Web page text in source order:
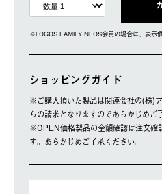
※LOGOS FAMILY NEOS会員の場合は、表⽰
ショッピングガイド
※ご購⼊頂いた製品は関連会社の(株)
らの請求となりますのであらかじめご
※OPEN価格製品の⾦額確認は注⽂確
す。あらかじめご了承ください。